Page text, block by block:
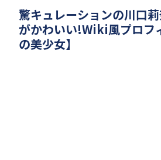
驚キュレーションの川口
がかわいい!Wiki風プロフ
の美少女】